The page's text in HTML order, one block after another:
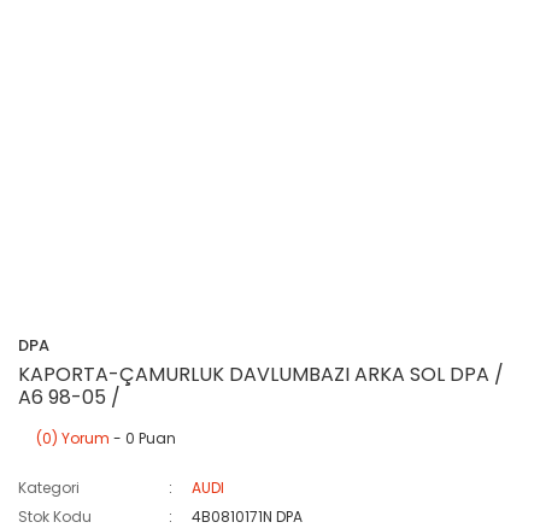
DPA
KAPORTA-ÇAMURLUK DAVLUMBAZI ARKA SOL DPA /
A6 98-05 /
(0) Yorum - 0 Puan
Kategori
AUDI
Stok Kodu
4B0810171N DPA